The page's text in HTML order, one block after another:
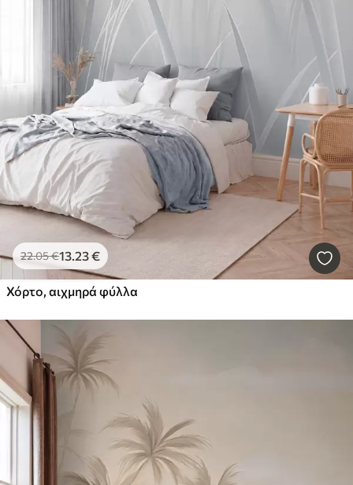
22.05€13 .23€
Χόρτο, αιχμηρά φύλλα